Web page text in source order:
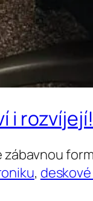
i rozvíjejí!
,